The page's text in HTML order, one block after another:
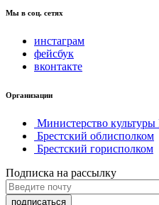
Мы в соц. сетях
инстаграм
фейсбук
вконтакте
Организации
Министерство культуры
Брестский облисполком
Брестский горисполком
Подписка на рассылку